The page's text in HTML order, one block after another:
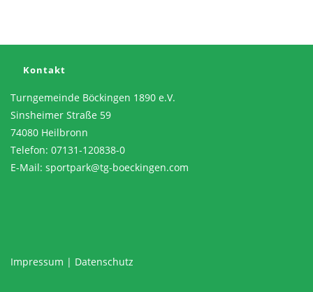
Kontakt
Turngemeinde Böckingen 1890 e.V.
Sinsheimer Straße 59
74080 Heilbronn
Telefon: 07131-120838-0
E-Mail: sportpark@tg-boeckingen.com
Impressum | Datenschutz